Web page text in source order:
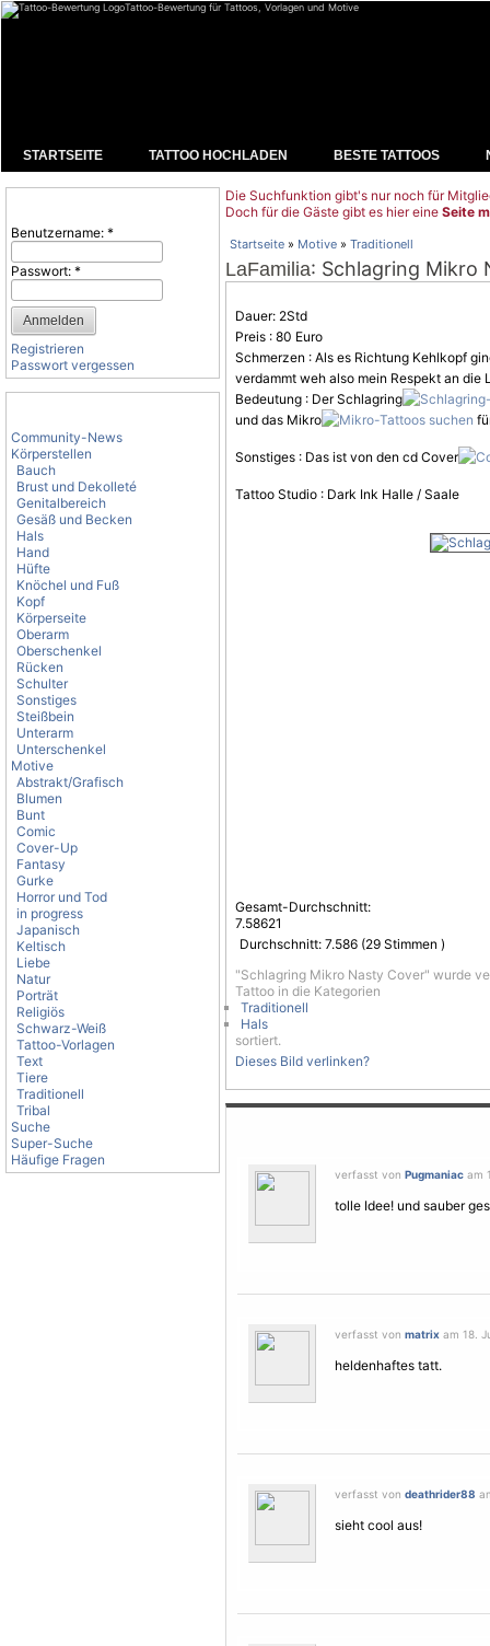
Tattoo-Bewertung für Tattoos, Vorlagen und Motive
STARTSEITE TATTOO HOCHLADEN BESTE TATTOOS
Benutzername: *
Passwort: *
Registrieren
Passwort vergessen
Community-News
Körperstellen
Bauch
Brust und Dekolleté
Genitalbereich
Gesäß und Becken
Hals
Hand
Hüfte
Knöchel und Fuß
Kopf
Körperseite
Oberarm
Oberschenkel
Rücken
Schulter
Sonstiges
Steißbein
Unterarm
Unterschenkel
Motive
Abstrakt/Grafisch
Blumen
Bunt
Comic
Cover-Up
Fantasy
Gurke
Horror und Tod
in progress
Japanisch
Keltisch
Liebe
Natur
Porträt
Religiös
Schwarz-Weiß
Tattoo-Vorlagen
Text
Tiere
Traditionell
Tribal
Suche
Super-Suche
Häufige Fragen
Die Suchfunktion gibt's nur noch für
Doch für die Gäste gibt es hier eine Seite
Startseite » Motive » Traditionell
LaFamilia: Schlagring Mikro
Dauer: 2Std
Preis : 80 Euro
Schmerzen : Als es Richtung Kehlkopf
verdammt weh also mein Respekt an
Bedeutung : Der Schlagring
und das Mikro
Sonstiges : Das ist von den cd Cover
Tattoo Studio : Dark Ink Halle / Saale
Gesamt-Durchschnitt:
7.58621
Durchschnitt: 7.586 (29 Stimmen )
"Schlagring Mikro Nasty Cover" wurde
Tattoo in die Kategorien
Traditionell
Hals
sortiert.
Dieses Bild verlinken?
verfasst von Pugmaniac am
tolle Idee! und sauber
verfasst von matrix am 18.
heldenhaftes tatt.
verfasst von deathrider88
sieht cool aus!